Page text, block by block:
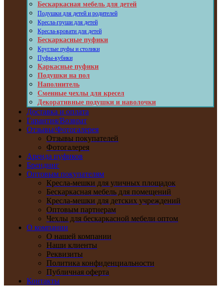
Бескаркасная мебель для детей
Подушки для детей и родителей
Кресла-груши для детей
Кресла-кровати для детей
Бескаркасные пуфики
Круглые пуфы и столики
Пуфы-кубики
Каркасные пуфики
Подушки на пол
Наполнитель
Сменные чехлы для кресел
Декоративные подушки и наволочки
Доставка и оплата
Гарантия/Возврат
Отзывы/Фотогалерея
Отзывы покупателей
Фотогалерея
Аренда пуфиков
Брендинг
Оптовым покупателям
Кресла-мешки для уличных площадок
Бескаркасная мебель для помещений
Кресла-мешки для детских учреждений
Оптовым партнерам
Чехлы для бескаркасной мебели оптом
О компании
О нашей компании
Наши клиенты
Реквизиты
Политика конфиденциальности
Публичная оферта
Контакты